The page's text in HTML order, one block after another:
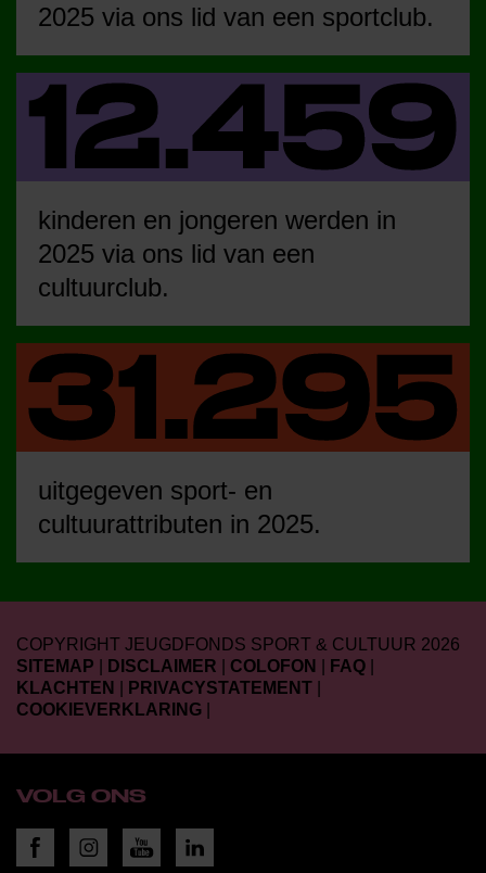
2025 via ons lid van een sportclub.
kinderen en jongeren werden in
2025 via ons lid van een
cultuurclub.
uitgegeven sport- en
cultuurattributen in 2025.
COPYRIGHT JEUGDFONDS SPORT & CULTUUR 2026
SITEMAP
DISCLAIMER COLOFON FAQ
KLACHTEN
PRIVACYSTATEMENT
COOKIEVERKLARING
VOLG ONS